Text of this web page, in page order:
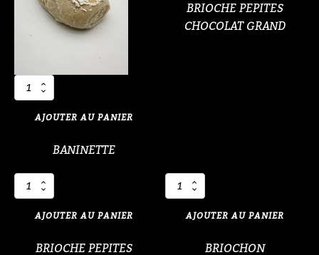
quantité
de
BANINETTE
AJOUTER AU PANIER
BANINETTE
GRANDBRIOCHE PEPITES
CHOCOLAT GRAND
quantité
de
BRIOCHEAJOUTER AU PANIER
BRIOCHE PEPITES
quantité
de
BRIOCHON
AJOUTER AU PANIER
BRIOCHON